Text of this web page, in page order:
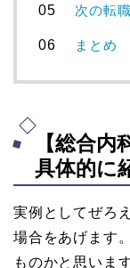
次の転
まとめ
【総合
具体的に
実例としてぜろ
場合をあげます
ものかと思いま